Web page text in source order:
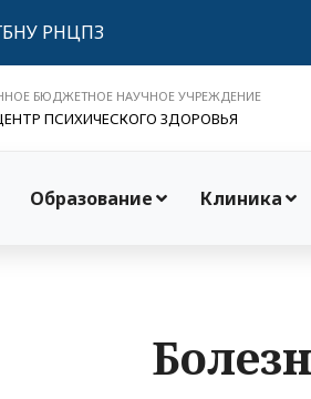
РНЦПЗ
БЮДЖЕТНОЕ НАУЧНОЕ УЧРЕЖДЕНИЕ
ПСИХИЧЕСКОГО ЗДОРОВЬЯ
Образование Клиника